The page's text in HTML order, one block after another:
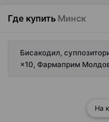
Где купить Минск
Бисакодил,
×10, Фармаприм
На